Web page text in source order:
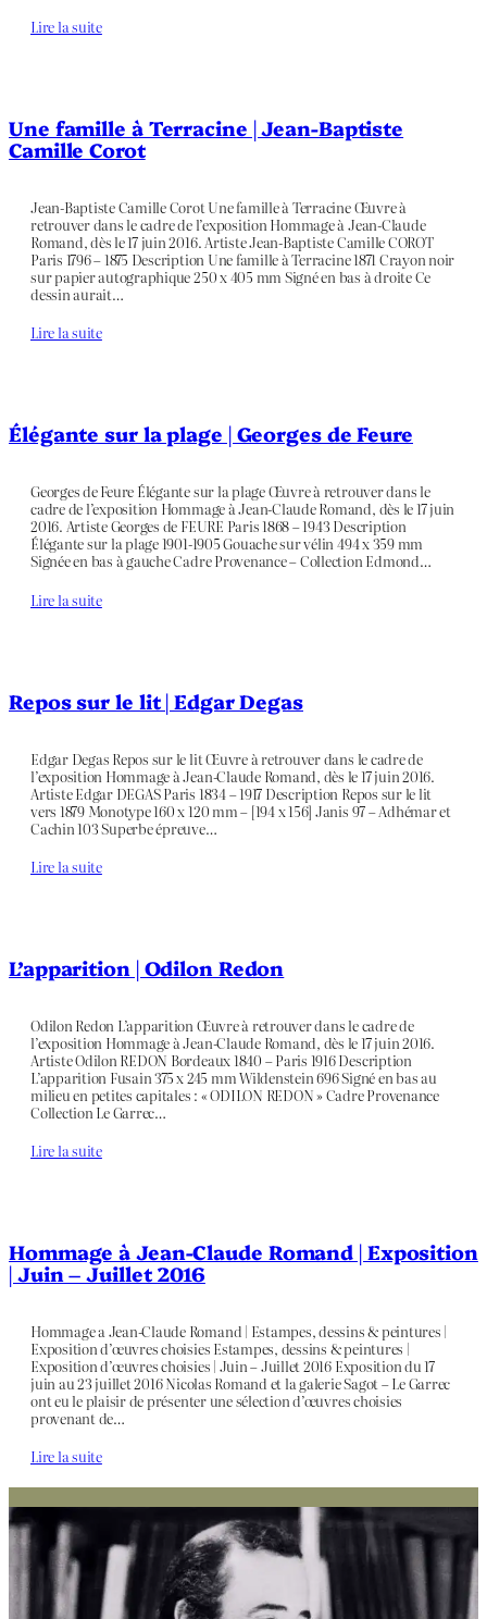
Lire la suite
Une famille à Terracine | Jean-Baptiste
Camille Corot
Jean-Baptiste Camille Corot Une famille à Terracine Œuvre à
retrouver dans le cadre de l’exposition Hommage à Jean-Claude
Romand, dès le 17 juin 2016. Artiste Jean-Baptiste Camille COROT
Paris 1796 – 1875 Description Une famille à Terracine 1871 Crayon noir
sur papier autographique 250 x 405 mm Signé en bas à droite Ce
dessin aurait…
Lire la suite
Élégante sur la plage | Georges de Feure
Georges de Feure Élégante sur la plage Œuvre à retrouver dans le
cadre de l’exposition Hommage à Jean-Claude Romand, dès le 17 juin
2016. Artiste Georges de FEURE Paris 1868 – 1943 Description
Élégante sur la plage 1901-1905 Gouache sur vélin 494 x 359 mm
Signée en bas à gauche Cadre Provenance – Collection Edmond…
Lire la suite
Repos sur le lit | Edgar Degas
Edgar Degas Repos sur le lit Œuvre à retrouver dans le cadre de
l’exposition Hommage à Jean-Claude Romand, dès le 17 juin 2016.
Artiste Edgar DEGAS Paris 1834 – 1917 Description Repos sur le lit
vers 1879 Monotype 160 x 120 mm – [194 x 156] Janis 97 – Adhémar et
Cachin 103 Superbe épreuve…
Lire la suite
L’apparition | Odilon Redon
Odilon Redon L’apparition Œuvre à retrouver dans le cadre de
l’exposition Hommage à Jean-Claude Romand, dès le 17 juin 2016.
Artiste Odilon REDON Bordeaux 1840 – Paris 1916 Description
L’apparition Fusain 375 x 245 mm Wildenstein 696 Signé en bas au
milieu en petites capitales : « ODILON REDON » Cadre Provenance
Collection Le Garrec…
Lire la suite
Hommage à Jean-Claude Romand | Exposition
| Juin – Juillet 2016
Hommage a Jean-Claude Romand | Estampes, dessins & peintures |
Exposition d’œuvres choisies Estampes, dessins & peintures |
Exposition d’œuvres choisies | Juin – Juillet 2016 Exposition du 17
juin au 23 juillet 2016 Nicolas Romand et la galerie Sagot – Le Garrec
ont eu le plaisir de présenter une sélection d’œuvres choisies
provenant de…
Lire la suite